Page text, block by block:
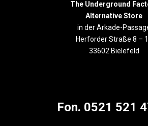
The Underground
Alternative Store
in der Arkade-
Herforder Straße 8 –
33602 Bielefeld
Fon. 0521 521